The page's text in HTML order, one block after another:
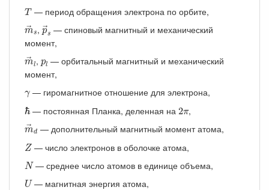
T
T— период обращения электрона по орбите,
→
ms
m →s
, →
ps
p→ — спиновый магнитный и механический
момент,
→
ml
m →l
, pl
pl — орбитальный магнитный и механический
момент,
γ
γ — гиромагнитное отношение для электрона,
ℏ
ℏ — постоянная Планка, деленная на 2π
2π,
→
md
m — дополнительный магнитный момент атома,
Z
Z— число электронов в оболочке атома,
N
N— среднее число атомов в единице объема,
U
U— магнитная энергия атома,